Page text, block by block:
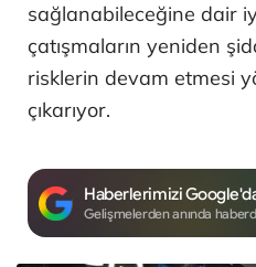
sağlanabileceğine dair
çatışmaların yeniden
risklerin devam etmesi
çıkarıyor.
Haberlerimizi
Gelişmelerden anında